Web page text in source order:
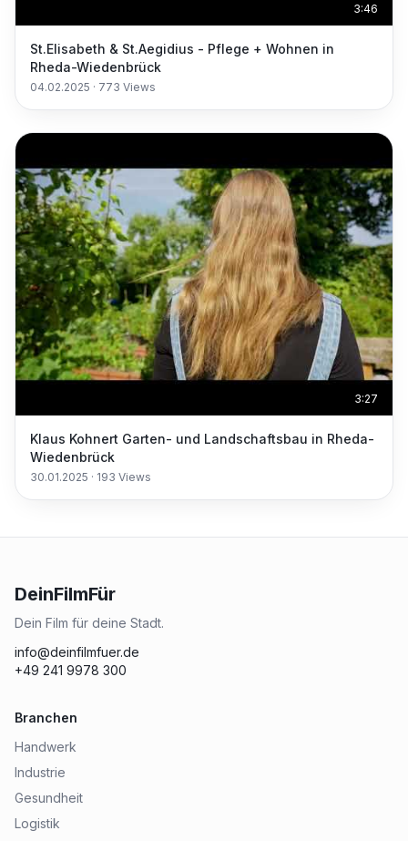
3:46
St.Elisabeth & St.Aegidius - Pflege + Wohnen in
Rheda-Wiedenbrück
04.02.2025 · 773 Views
3:27
Klaus Kohnert Garten- und Landschaftsbau in Rheda-
Wiedenbrück
30.01.2025 · 193 Views
DeinFilmFür
Dein Film für deine Stadt.
info@deinfilmfuer.de
+49 241 9978 300
Branchen
Handwerk
Industrie
Gesundheit
Logistik